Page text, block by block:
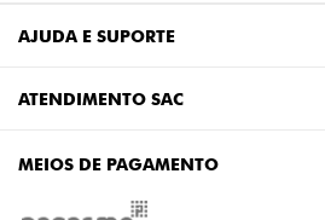
AJUDA E SUPORTE
ATENDIMENTO SAC
MEIOS DE PAGAMENTO